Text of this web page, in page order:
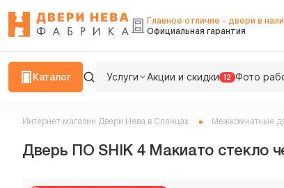
Главное отличие - двери в
Официальная гарантия
Каталог Услуги Акции и скидки 12 Фото
Интернет-магазин Двери Нева в Сланцах Межкомнатные
Дверь ПО SHIK 4 Макиато стекло